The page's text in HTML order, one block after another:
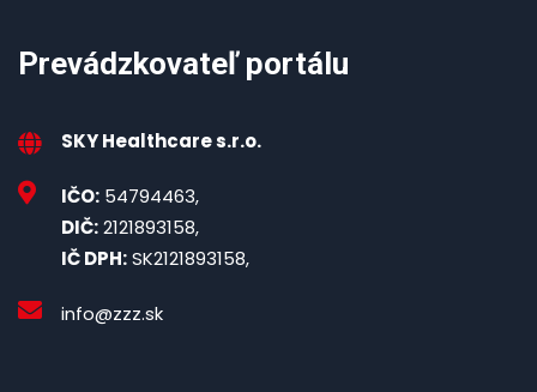
Prevádzkovateľ portálu
SKY Healthcare s.r.o.
IČO: 54794463,
DIČ:2121893158,
IČ DPH:SK2121893158,
info@zzz.sk